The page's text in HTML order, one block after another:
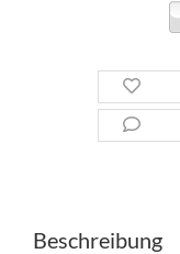
Beschreibung